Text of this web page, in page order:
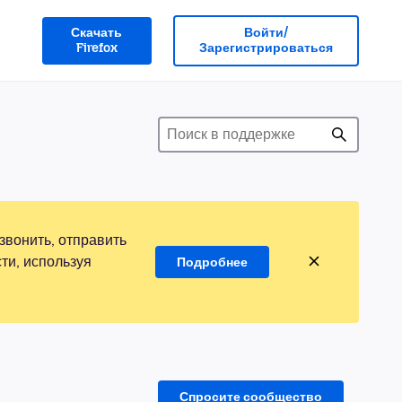
Скачать
Firefox
Войти/
Зарегистрироваться
отправить
используя
Подробнее
Спросите сообщество